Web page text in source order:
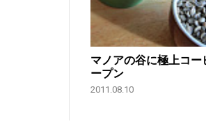
マノアの谷に極上コー
ープン
2011.08.10